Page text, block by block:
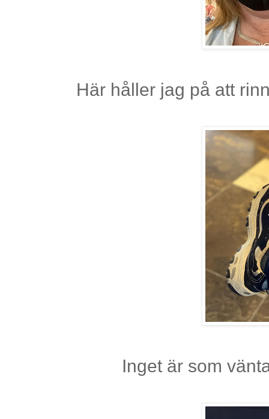
Här håller jag på att
Inget är som